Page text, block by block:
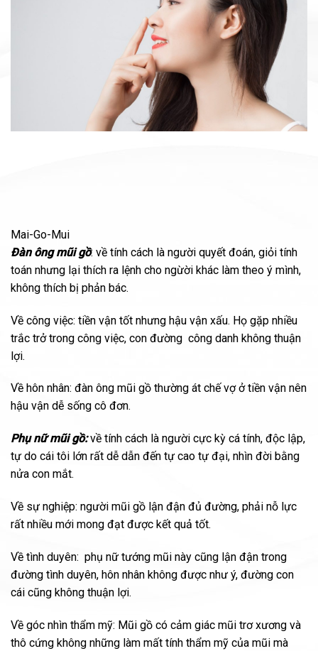
Mai-Go-Mui
Đàn ông mũi gồ: về tính cách là người quyết đoán, giỏi tính
toán nhưng lại thích ra lệnh cho ngừời khác làm theo ý mình,
không thích bị phản bác.
Về công việc: tiền vận tốt nhưng hậu vận xấu. Họ gặp nhiều
trắc trở trong công việc, con đường công danh không thuận
lợi.
Về hôn nhân: đàn ông mũi gồ thường át chế vợ ở tiền vận nên
hậu vận dễ sống cô đơn.
Phụ nữ mũi gồ:về tính cách là người cực kỳ cá tính, độc lập,
tự do cái tôi lớn rất dễ dẫn đến tự cao tự đại, nhìn đời bằng
nửa con mắt.
Về sự nghiệp: người mũi gồ lận đận đủ đường, phải nỗ lực
rất nhiều mới mong đạt được kết quả tốt.
Về tình duyên: phụ nữ tướng mũi này cũng lận đận trong
đường tình duyên, hôn nhân không được như ý, đường con
cái cũng không thuận lợi.
Về góc nhìn thẩm mỹ: Mũi gồ có cảm giác mũi trơ xương và
thô cứng không những làm mất tính thẩm mỹ của mũi mà